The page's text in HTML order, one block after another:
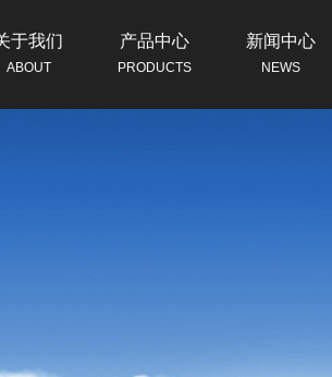
于我们
ABOUT
产品中心
PRODUCTS
新闻中心
NEWS